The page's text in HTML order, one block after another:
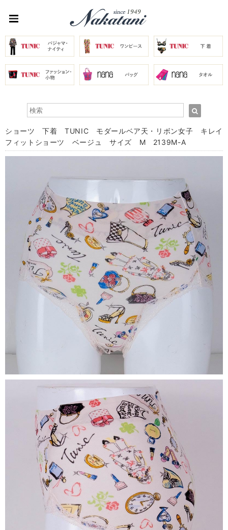
ショーツ 下着 TUNIC モダールベア天・リボン女子 キレイ
フィットショーツ ベージュ サイズ M 2139M-A